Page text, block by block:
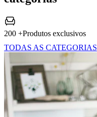
200 +Produtos exclusivos
TODAS AS CATEGORIAS